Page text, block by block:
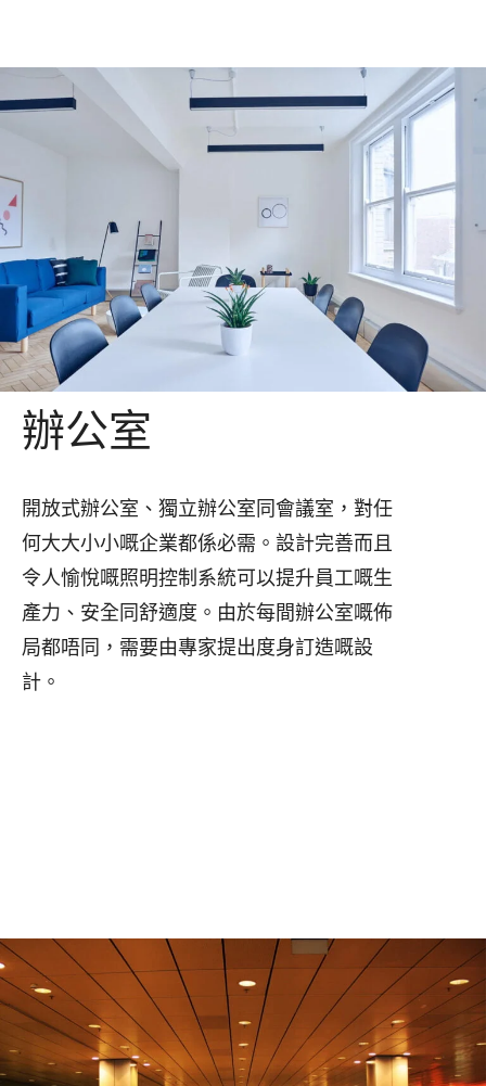
辦公室
開放式辦公室、獨立辦公室同會議室，對任
何大大小小嘅企業都係必需。設計完善而且
令人愉悅嘅照明控制系統可以提升員工嘅生
產力、安全同舒適度。由於每間辦公室嘅佈
局都唔同，需要由專家提出度身訂造嘅設
計。